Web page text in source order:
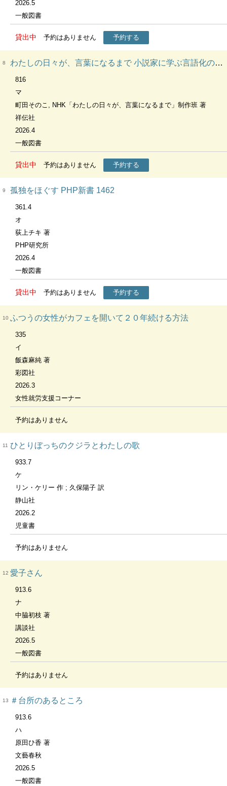
2026.5
一般図書
貸出中 予約はありません 予約する
8 わたしの日々が、言葉になるまで 小説家に学ぶ言語化のコツ
816
マ
町田そのこ, NHK「わたしの日々が、言葉になるまで」制作班 著
祥伝社
2026.4
一般図書
貸出中 予約はありません 予約する
9 孤独をほぐす PHP新書 1462
361.4
オ
荻上チキ 著
PHP研究所
2026.4
一般図書
貸出中 予約はありません 予約する
10 ふつうの女性がカフェを開いて２０年続ける方法
335
イ
飯森麻純 著
彩図社
2026.3
女性就労支援コーナー
予約はありません
11 ひとりぼっちのクジラとわたしの歌
933.7
ケ
リン・ケリー 作 ; 久保陽子 訳
静山社
2026.2
児童書
予約はありません
12 愛子さん
913.6
ナ
中脇初枝 著
講談社
2026.5
一般図書
予約はありません
13 ＃台所のあるところ
913.6
ハ
原田ひ香 著
文藝春秋
2026.5
一般図書